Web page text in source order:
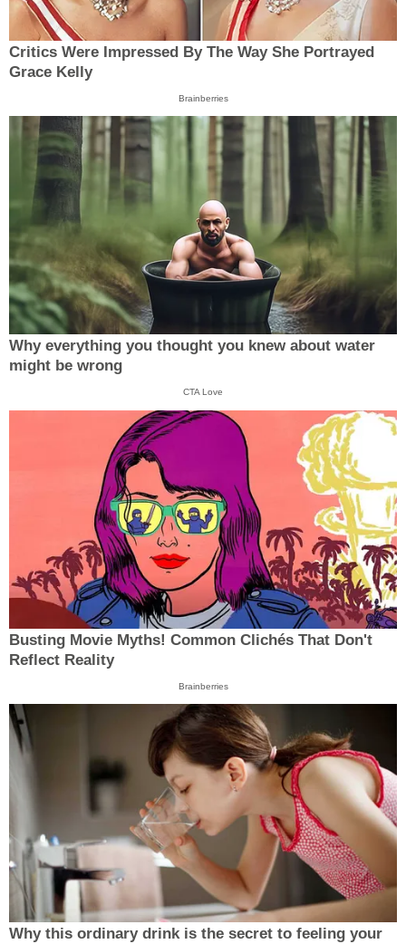
Critics Were Impressed By The Way She Portrayed
Grace Kelly
Brainberries
Why everything you thought you knew about water
might be wrong
CTA Love
Busting Movie Myths! Common Clichés That Don't
Reflect Reality
Brainberries
Why this ordinary drink is the secret to feeling your